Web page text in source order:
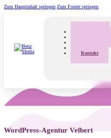
Zum Hauptinhalt springen Zum Footer springen
Kontakt
WordPress-Agentur Velbert